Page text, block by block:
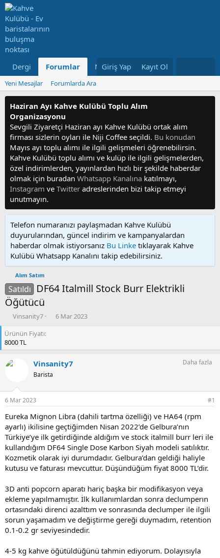
Dergi Forumlar Neler Yeni Kullanıcılar
Giriş Yap Kayıt Ol
Yeni Mesajlar Forumlarda Ara
Haziran Ayı Kahve Kulübü Toplu Alım
Organizasyonu
Sevgili Ziyaretçi Haziran ayı Kahve Kulübü ortak alım
firması sizlerin oyları ile Niji Coffee seçildi. Bu konudan
Mayıs ayı toplu alımı ile ilgili gelişmeleri öğrenebilirsin.
Kahve Kulübü toplu alımı ve kulüp ile ilgili gelişmelerden,
özel indirimlerden, yayınlardan hızlı bir şekilde haberdar
olmak için buradan Whatsapp Kanalına katılmayı,
Instagram ve Twitter adreslerinden bizi takip etmeyi
unutmayın.
Telefon numaranızı paylaşmadan Kahve Kulübü
duyurularından, güncel indirim ve kampanyalardan
haberdar olmak istiyorsanız Bu Linke tıklayarak Kahve
Kulübü Whatsapp Kanalını takip edebilirsiniz.
Alım Satım
Satıldı
DF64 Italmill Stock Burr Elektrikli
Öğütücü
K
n
u
y
u
b
a
t
a
n
Vinsanity7
B
a
g
a
r
i
h
i
6 Mar 2023
Ürünün Fiyatı
8000 TL
Vinsanity7
Barista
Daha fazla
6 Mar 2023 #1
Eureka Mignon Libra (dahili tartma özelliği) ve HA64 (rpm
ayarlı) ikilisine geçtiğimden Nisan 2022’de Gelbura’nın
Türkiye’ye ilk getirdiğinde aldığım ve stock italmill burr leri ile
kullandığım DF64 Single Dose Karbon Siyah modeli satılıktır.
Kozmetik olarak iyi durumdadır. Gelbura’dan geldiği haliyle
kutusu ve faturası mevcuttur. Düşündüğüm fiyat 8000 TL’dir.
3D anti popcorn aparatı hariç başka bir modifikasyon veya
ekleme yapılmamıştır. İlk kullanımlardan sonra declumperın
ortasındaki direnci azalttım ve sonrasında declumper ile ilgili
sorun yaşamadım ve değiştirme gereği duymadım, retention
0.1-0.2 gr seviyesindedir.
4-5 kg kahve öğütüldüğünü tahmin ediyorum. Dolayısıyla